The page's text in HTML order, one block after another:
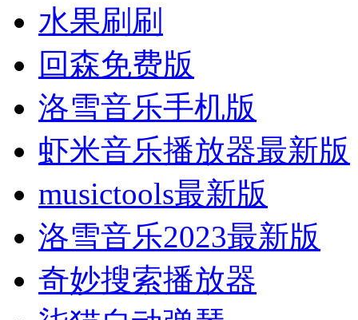
水果刷刷
回森免费版
洛雪音乐手机版
虾米音乐播放器最新版
musictools最新版
洛雪音乐2023最新版
奇妙搜索播放器